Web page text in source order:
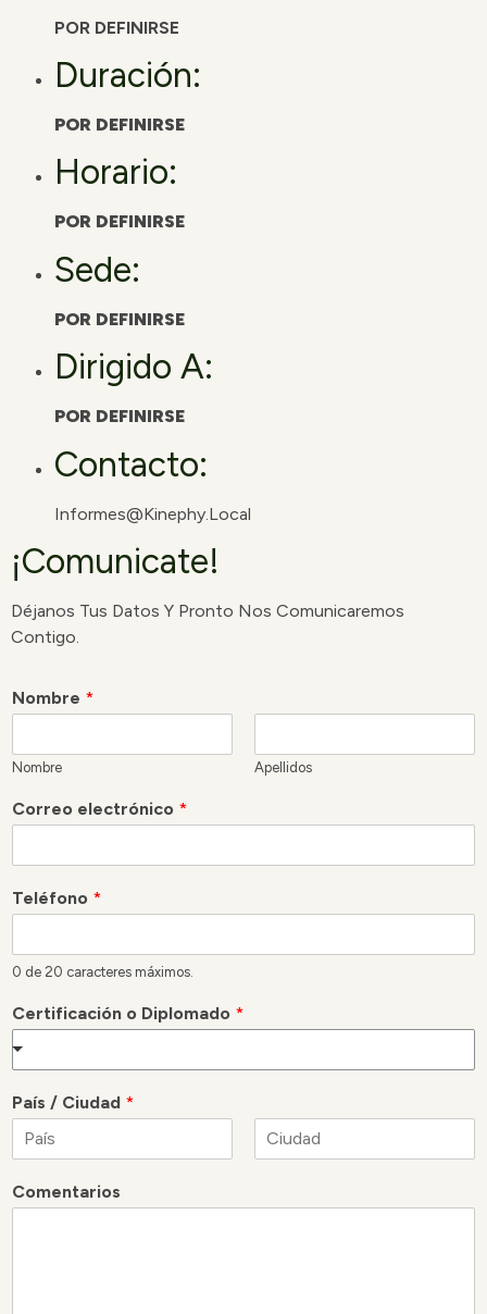
POR DEFINIRSE
Duración:
POR DEFINIRSE
Horario:
POR DEFINIRSE
Sede:
POR DEFINIRSE
Dirigido A:
POR DEFINIRSE
Contacto:
Informes@kinephy.local
¡Comunicate!
Déjanos Tus Datos Y Pronto Nos Comunicaremos
Contigo.
Nombre *
Nombre Apellidos
Correo electrónico *
Teléfono *
0 de 20 caracteres máximos.
Certificación o Diplomado *
País / Ciudad *
o
m
Comentarios